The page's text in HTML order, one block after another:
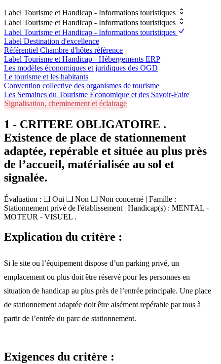
Label Tourisme et Handicap - Informations touristiques
Label Tourisme et Handicap - Informations touristiques
Label Tourisme et Handicap - Informations touristiques
Label Destination d'excellence
Référentiel Chambre d'hôtes référence
Label Tourisme et Handicap - Hébergements ERP
Les modèles économiques et juridiques des OGD
Le tourisme et les habitants
Convention collective des organismes de tourisme
Les Semaines du Tourisme Économique et des Savoir-Faire
Signalisation, cheminement et éclairage
1 - CRITERE OBLIGATOIRE .
Existence de place de stationnement
adaptée, repérable et située au plus près
de l’accueil, matérialisée au sol et
signalée.
Évaluation : ❏ Oui ❏ Non ❏ Non concerné | Famille :
Stationnement privé de l'établissement | Handicap(s) : MENTAL -
MOTEUR - VISUEL .
Explication du critère :
Si le site ou l’équipement dispose d’un parking privé, un
emplacement ou plus doit être réservé pour les personnes en
situation de handicap au plus près de l’entrée principale. Une place
de stationnement adaptée doit être aisément repérable par tous à
partir de l’entrée du parc de stationnement.
Exigences du critère :